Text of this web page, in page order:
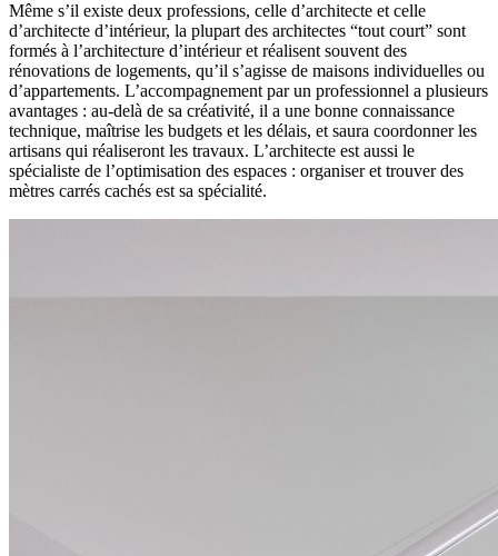
Même s’il existe deux professions, celle d’architecte et celle
d’architecte d’intérieur, la plupart des architectes “tout court” sont
formés à l’architecture d’intérieur et réalisent souvent des
rénovations de logements, qu’il s’agisse de maisons individuelles ou
d’appartements. L’accompagnement par un professionnel a plusieurs
avantages : au-delà de sa créativité, il a une bonne connaissance
technique, maîtrise les budgets et les délais, et saura coordonner les
artisans qui réaliseront les travaux. L’architecte est aussi le
spécialiste de l’optimisation des espaces : organiser et trouver des
mètres carrés cachés est sa spécialité.